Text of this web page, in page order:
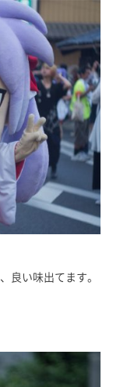
、良い味出てます。